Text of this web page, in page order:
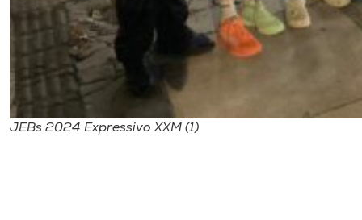
JEBs 2024 Expressivo XXM (1)